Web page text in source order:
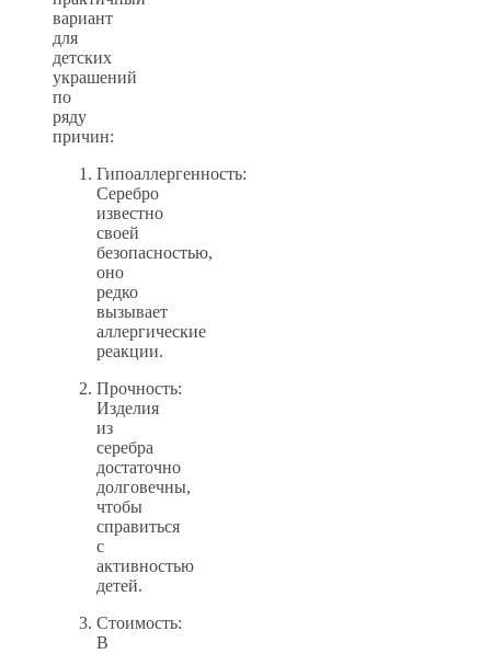
вариант
для
детских
украшений
по
ряду
причин:
Гипоаллергенность:
Серебро
известно
своей
безопасностью,
оно
редко
вызывает
аллергические
реакции.
Прочность:
Изделия
из
серебра
достаточно
долговечны,
чтобы
справиться
с
активностью
детей.
Стоимость:
В